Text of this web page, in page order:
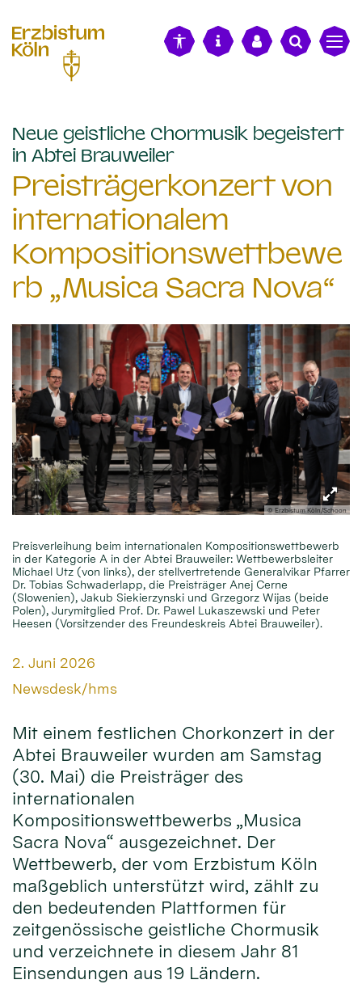
Neue geistliche Chormusik begeistert
in Abtei Brauweiler:
Preisträgerkonzert von
internationalem
Kompositionswettbewe
rb „Musica Sacra Nova“
© Erzbistum Köln/Schoon
Preisverleihung beim internationalen Kompositionswettbewerb
in der Kategorie A in der Abtei Brauweiler: Wettbewerbsleiter
Michael Utz (von links), der stellvertretende Generalvikar Pfarrer
Dr. Tobias Schwaderlapp, die Preisträger Anej Cerne
(Slowenien), Jakub Siekierzynski und Grzegorz Wijas (beide
Polen), Jurymitglied Prof. Dr. Pawel Lukaszewski und Peter
Heesen (Vorsitzender des Freundeskreis Abtei Brauweiler).
Datum:
2. Juni 2026
Von:
Newsdesk/hms
Mit einem festlichen Chorkonzert in der
Abtei Brauweiler wurden am Samstag
(30. Mai) die Preisträger des
internationalen
Kompositionswettbewerbs „Musica
Sacra Nova“ ausgezeichnet. Der
Wettbewerb, der vom Erzbistum Köln
maßgeblich unterstützt wird, zählt zu
den bedeutenden Plattformen für
zeitgenössische geistliche Chormusik
und verzeichnete in diesem Jahr 81
Einsendungen aus 19 Ländern.